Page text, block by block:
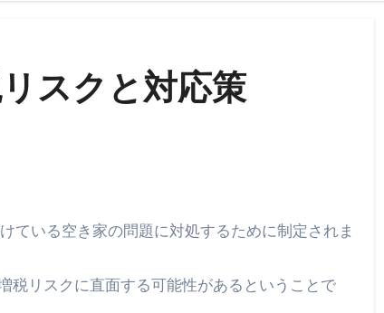
スクと対応策
ている空き家の問題に対処するために制定されま
税リスクに直面する可能性があるということで